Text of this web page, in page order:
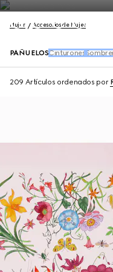
Mujer Accesorios de Mujer
PAÑUELOS Cinturones
209 Artículos ordenados por